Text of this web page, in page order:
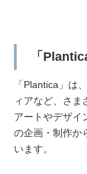
「
「Plantica」は
ィアなど、さま
アートやデザイ
の企画・制作か
います。